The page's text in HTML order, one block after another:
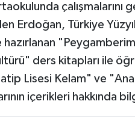
çalışmalarını
Erdoğan, Türkiye
ders kitapları ile
Lisesi Kelam" ve
içerikleri hakkında